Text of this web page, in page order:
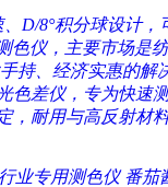
D/8°积分球设计，
色仪，主要市场是
持、经济实惠的解
色差仪，专为快速
，耐用与高反射材料
业专用测色仪 番茄